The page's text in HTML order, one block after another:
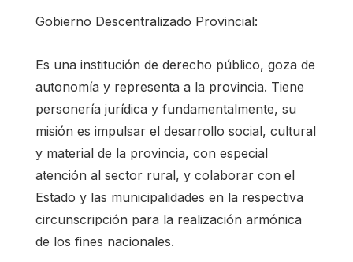
Gobierno Descentralizado Provincial:
Es una institución de derecho público, goza de
autonomía y representa a la provincia. Tiene
personería jurídica y fundamentalmente, su
misión es impulsar el desarrollo social, cultural
y material de la provincia, con especial
atención al sector rural, y colaborar con el
Estado y las municipalidades en la respectiva
circunscripción para la realización armónica
de los fines nacionales.